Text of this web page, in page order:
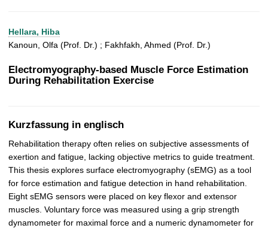
Hellara, Hiba
Kanoun, Olfa (Prof. Dr.) ; Fakhfakh, Ahmed (Prof. Dr.)
Electromyography-based Muscle Force Estimation
During Rehabilitation Exercise
Kurzfassung in englisch
Rehabilitation therapy often relies on subjective assessments of
exertion and fatigue, lacking objective metrics to guide treatment.
This thesis explores surface electromyography (sEMG) as a tool
for force estimation and fatigue detection in hand rehabilitation.
Eight sEMG sensors were placed on key flexor and extensor
muscles. Voluntary force was measured using a grip strength
dynamometer for maximal force and a numeric dynamometer for